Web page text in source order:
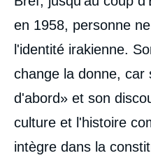
en 1958, personne
l'identité irakienne.
change la donne, car
d'abord» et son
culture et l'histoire
intègre dans la